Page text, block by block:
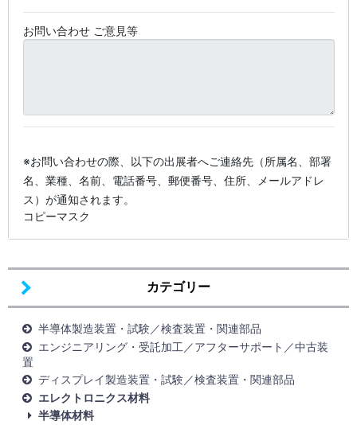
カテゴリー
半導体製造装置・試験／検査装置・関連部品
エンジニアリング・受託加工／アフターサポート／中古装
置
ディスプレイ製造装置・試験／検査装置・関連部品
エレクトロニクス材料
半導体材料
お問い合わせ ご意見等
※お問い合わせの際、以下の出展者へご連絡先（所属名、部署
名、業種、名前、電話番号、郵便番号、住所、メールアドレ
ス）が通知されます。
コピーマスク